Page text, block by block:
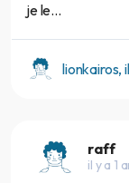
je le...
lionkairos,
raff
il y a 1